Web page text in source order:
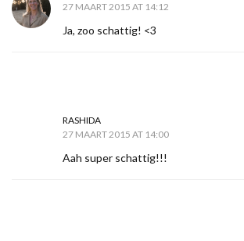
27 MAART 2015 AT 14:12
Ja, zoo schattig! <3
RASHIDA
27 MAART 2015 AT 14:00
Aah super schattig!!!